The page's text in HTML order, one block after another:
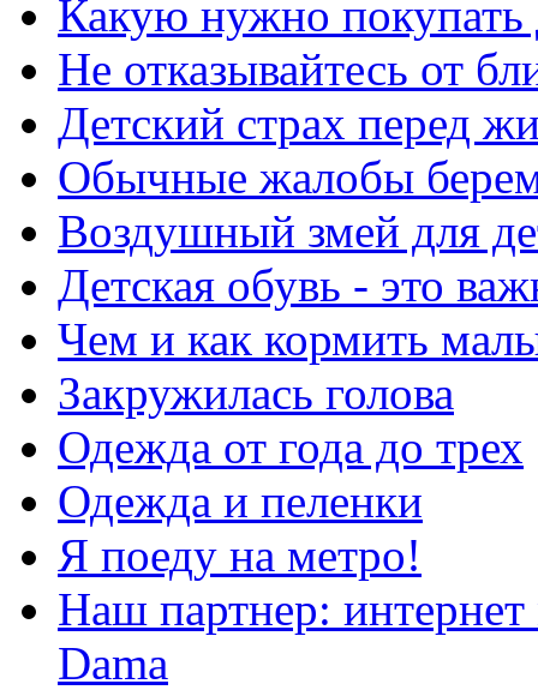
Какую нужно
Не отказывайтесь от
Детский страх перед
Обычные жалобы
Воздушный змей для
Детская обувь - это
Чем и как кормить
Закружилась голова
Одежда от года до трех
Одежда и пеленки
Я поеду на метро!
Наш партнер:
Dama